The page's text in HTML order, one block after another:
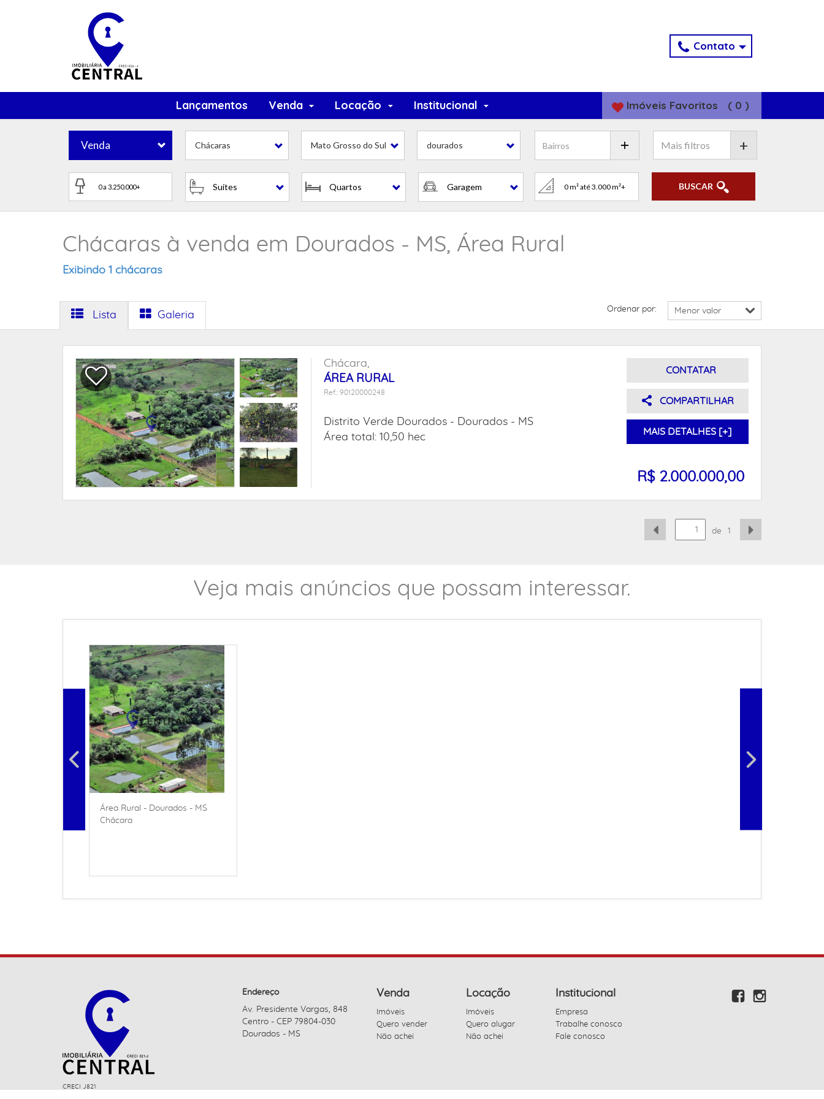
Contato
Lançamentos Venda Locação Institucional Imóveis Favoritos ( 0 )
Venda Chácaras Mato Grosso do Sul dourados
Suítes Quartos Garagem
+
BUSCAR
Chácaras à venda em Dourados - MS, Área Rural
Exibindo 1 chácaras
Lista Galeria
Ordenar por:
Chácara,
ÁREA RURAL
Ref.: 90120000248
Distrito Verde Dourados - Dourados - MS
Área total: 10,50 hec
CONTATAR
COMPARTILHAR
MAIS DETALHES [+]
R$ 2.000.000,00
de 1
Veja mais anúncios que possam interessar.
Área Rural - Dourados - MS
Chácara
CRECI J821
Endereço
Av. Presidente Vargas, 848
Centro - CEP 79804-030
Dourados - MS
Venda
Imóveis
Quero vender
Não achei
Locação
Imóveis
Quero alugar
Não achei
Institucional
Empresa
Trabalhe conosco
Fale conosco